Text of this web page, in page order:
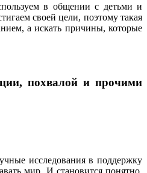
в общении с детьми и
своей цели, поэтому такая
а искать причины, которые
похвалой и прочими
исследования в поддержку
мир. И становится понятно,